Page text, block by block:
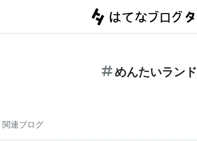
めんたいランド
関連ブログ